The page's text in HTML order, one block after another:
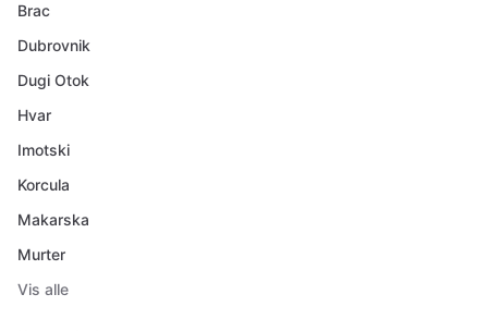
Brac
Dubrovnik
Dugi Otok
Hvar
Imotski
Korcula
Makarska
Murter
Vis alle